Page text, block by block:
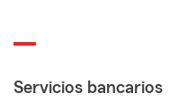
Servicios bancarios